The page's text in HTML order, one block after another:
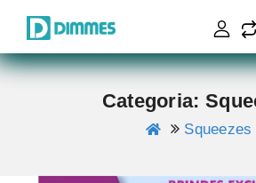
Categoria:
Squeezes